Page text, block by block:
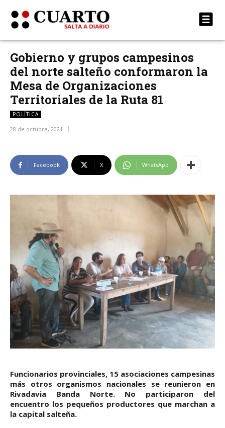
Gobierno y grupos campesinos
del norte salteño conformaron la
Mesa de Organizaciones
Territoriales de la Ruta 81
POLÍTICA
28 de octubre, 2021
Facebook X WhatsApp
Funcionarios provinciales, 15 asociaciones campesinas
más otros organismos nacionales se reunieron en
Rivadavia Banda Norte. No participaron del
encuentro los pequeños productores que marchan a
la capital salteña.